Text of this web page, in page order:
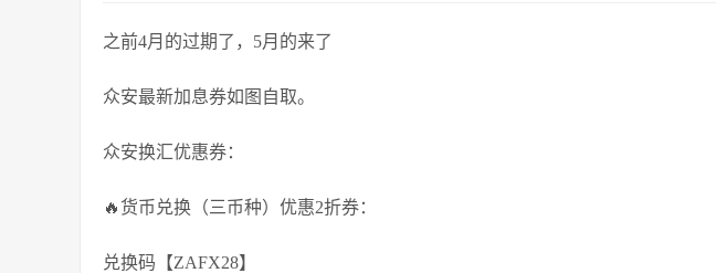
之前4月的过期了，5月的来了
众安最新加息券如图自取。
众安换汇优惠券：
🔥货币兑换（三币种）优惠2折券：
兑换码【ZAFX28】